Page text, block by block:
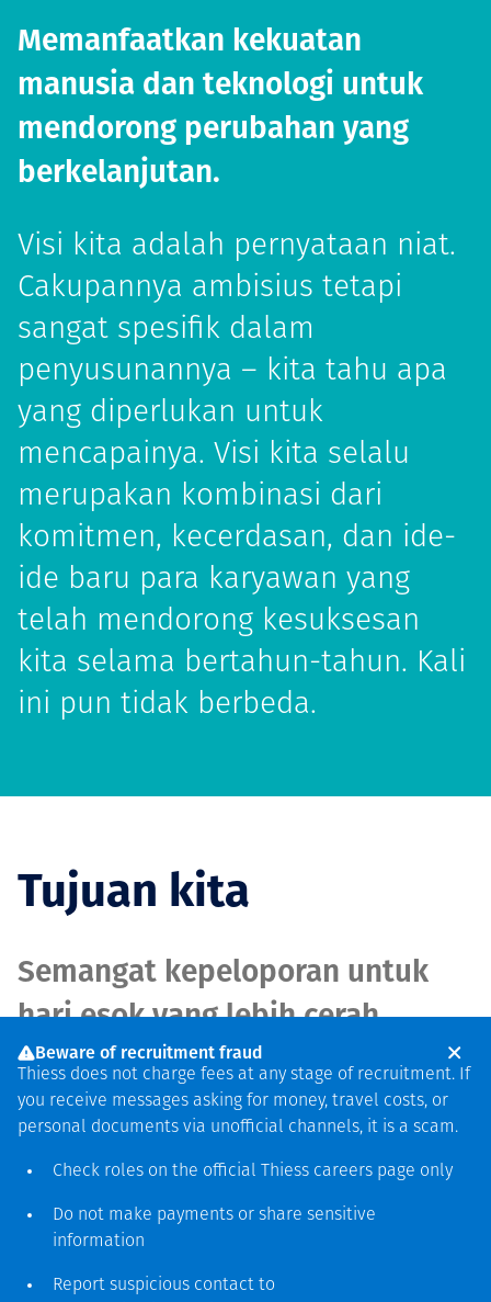
Memanfaatkan kekuatan
manusia dan teknologi untuk
mendorong perubahan yang
berkelanjutan.
Visi kita adalah pernyataan niat.
Cakupannya ambisius tetapi
sangat spesifik dalam
penyusunannya – kita tahu apa
yang diperlukan untuk
mencapainya. Visi kita selalu
merupakan kombinasi dari
komitmen, kecerdasan, dan ide-
ide baru para karyawan yang
telah mendorong kesuksesan
kita selama bertahun-tahun. Kali
ini pun tidak berbeda.
Tujuan kita
Semangat kepeloporan untuk
hari esok yang lebih cerah.
Kita mengetahui satu atau dua
hal tentang menempa jejak baru.
Semangat kepeloporan kita
selalu mendorong kita maju,
selalu berkomitmen untuk
Beware of recruitment fraud
Thiess does not charge fees at any stage of recruitment. If
you receive messages asking for money, travel costs, or
personal documents via unofficial channels, it is a scam.
Check roles on the official Thiess careers page only
Do not make payments or share sensitive
information
Report suspicious contact to